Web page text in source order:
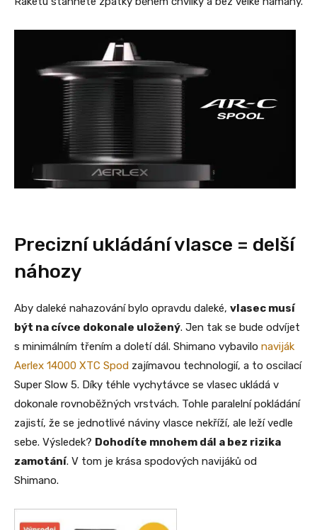
Precizní ukládání vlasce = delší
náhozy
Aby daleké nahazování bylo opravdu daleké, vlasec musí
být na cívce dokonale uložený. Jen tak se bude odvíjet
s minimálním třením a doletí dál. Shimano vybavilo naviják
Aerlex 14000 XTC Spod zajímavou technologií, a to oscilací
Super Slow 5. Díky téhle vychytávce se vlasec ukládá v
dokonale rovnoběžných vrstvách. Tohle paralelní pokládání
zajistí, že se jednotlivé náviny vlasce nekříží, ale leží vedle
sebe. Výsledek? Dohodíte mnohem dál a bez rizika
zamotání. V tom je krása spodových navijáků od
Shimano.